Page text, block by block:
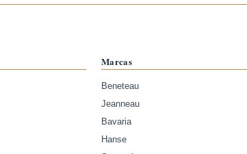
Marcas
Beneteau
Jeanneau
Bavaria
Hanse